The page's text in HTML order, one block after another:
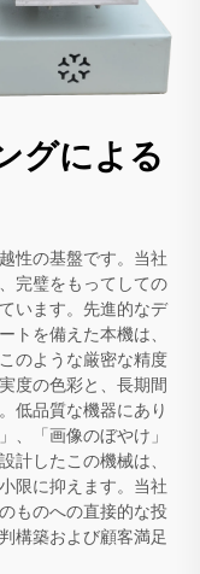
グによる
性の基盤です。当社
完璧をもってしての
います。先進的なデ
トを備えた本機は、
のような厳密な精度
度の色彩と、長期間
低品質な機器にあり
、「画像のぼやけ」
計したこの機械は、
限に抑えます。当社
ものへの直接的な投
構築および顧客満足